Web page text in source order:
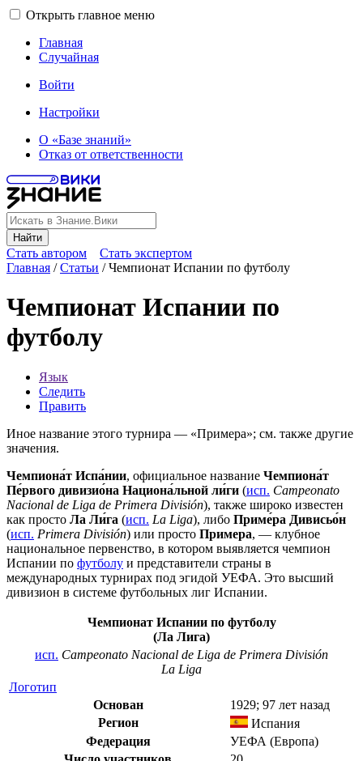
Открыть главное меню
Главная
Случайная
Войти
Настройки
О «Базе знаний»
Отказ от ответственности
Найти
Стать автором
Стать экспертом
Главная /Статьи /Чемпионат Испании по футболу
Чемпионат Испании по
футболу
Язык
Следить
Править
Иное название этого турнира — «Примера»; см. также другие
значения.
Чемпиона́т Испа́нии, официальное название Чемпиона́т
Пе́рвого дивизио́на Национа́льной ли́ги (исп. Campeonato
Nacional de Liga de Primera División), также широко известен
как просто Ла Ли́га (исп. La Liga), либо Приме́ра Дивисьо́н
(исп. Primera División) или просто Примера, — клубное
национальное первенство, в котором выявляется чемпион
Испании по футболу и представители страны в
международных турнирах под эгидой УЕФА. Это высший
дивизион в системе футбольных лиг Испании.
Чемпионат Испании по футболу
(Ла Лига)
исп. Campeonato Nacional de Liga de Primera División
La Liga
Логотип
Основан
1929; 97 лет назад
Регион
Испания
Федерация
УЕФА (Европа)